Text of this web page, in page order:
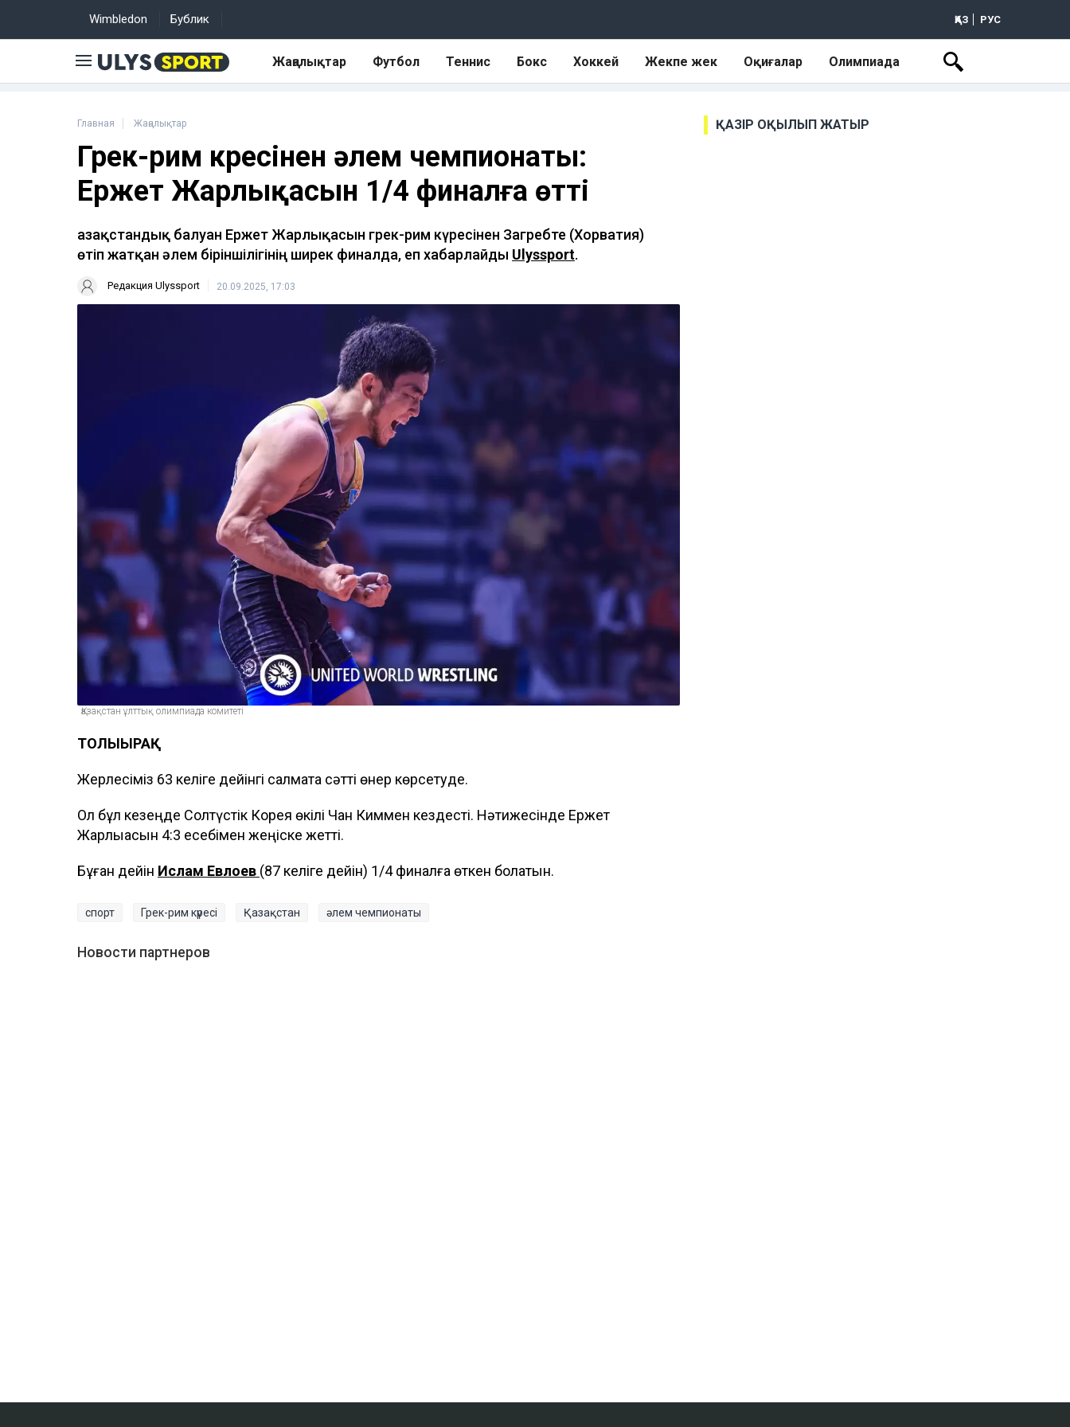
Wimbledon Бублик ҚАЗ РУС
Жаңалықтар Футбол Теннис Бокс Хоккей Жекпе жек Оқиғалар Олимпиада
Главная Жаңалықтар
Грек-рим күресінен әлем чемпионаты:
Ержет Жарлықасын 1/4 финалға өтті
Қазақстандық балуан Ержет Жарлықасын грек-рим күресінен Загребте (Хорватия)
өтіп жатқан әлем біріншілігінің ширек финалда, еп хабарлайды Ulyssport.
Редакция Ulyssport 20.09.2025, 17:03
Қазақстан ұлттық олимпиада комитеті
ТОЛЫҒЫРАҚ
Жерлесіміз 63 келіге дейінгі салмақта сәтті өнер көрсетуде.
Ол бұл кезеңде Солтүстік Корея өкілі Чан Киммен кездесті. Нәтижесінде Ержет
Жарлықасын 4:3 есебімен жеңіске жетті.
Бұған дейін Ислам Евлоев (87 келіге дейін) 1/4 финалға өткен болатын.
спорт Грек-рим күресі Қазақстан әлем чемпионаты
Новости партнеров
ҚАЗІР ОҚЫЛЫП ЖАТЫР